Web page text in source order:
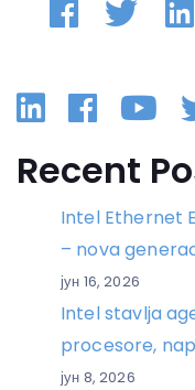
Linkedin
Recent
Intel Ethernet
– nova
јун 16, 2026
Intel stavlja
procesore,
јун 8, 2026